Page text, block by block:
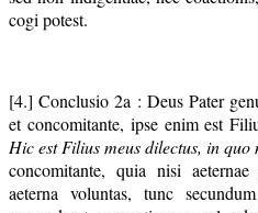
cogi potest.
[4.] Conclusio 2a : Deus Pater
et concomitante, ipse enim est
Hic est Filius meus dilectus, in
concomitante, quia nisi aeternae
aeterna voluntas, tunc